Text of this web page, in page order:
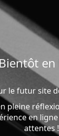
Bientôt en
le futur site
pleine
en
attentes !